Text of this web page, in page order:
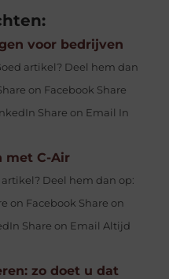
voor bedrijven
artikel? Deel hem dan
on Facebook Share
Share on Email In
met C-Air
artikel? Deel hem dan op:
on Facebook Share on
Share on Email Altijd
zo doet u dat